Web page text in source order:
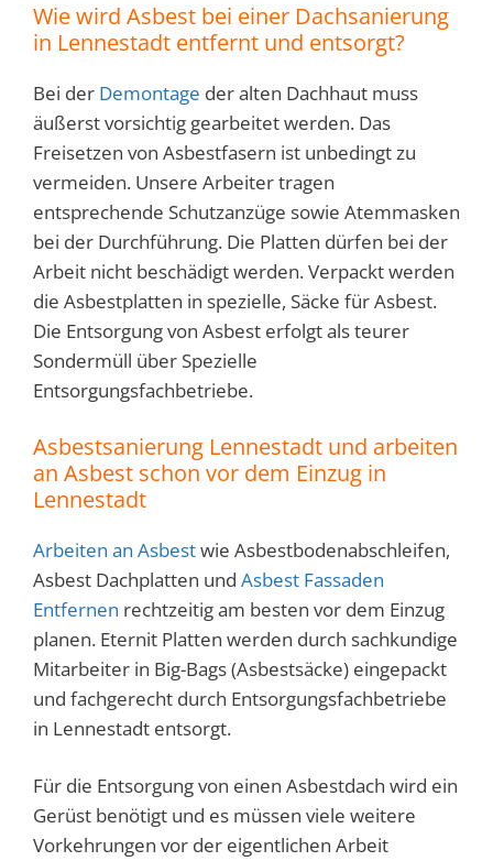
Wie wird Asbest bei einer Dachsanierung
in Lennestadt entfernt und entsorgt?
Bei der Demontage der alten Dachhaut muss
äußerst vorsichtig gearbeitet werden. Das
Freisetzen von Asbestfasern ist unbedingt zu
vermeiden. Unsere Arbeiter tragen
entsprechende Schutzanzüge sowie Atemmasken
bei der Durchführung. Die Platten dürfen bei der
Arbeit nicht beschädigt werden. Verpackt werden
die Asbestplatten in spezielle, Säcke für Asbest.
Die Entsorgung von Asbest erfolgt als teurer
Sondermüll über Spezielle
Entsorgungsfachbetriebe.
Asbestsanierung Lennestadt und arbeiten
an Asbest schon vor dem Einzug in
Lennestadt
Arbeiten an Asbestwie Asbestbodenabschleifen,
Asbest Dachplatten und Asbest Fassaden
Entfernen rechtzeitig am besten vor dem Einzug
planen. Eternit Platten werden durch sachkundige
Mitarbeiter in Big-Bags (Asbestsäcke) eingepackt
und fachgerecht durch Entsorgungsfachbetriebe
in Lennestadt entsorgt.
Für die Entsorgung von einen Asbestdach wird ein
Gerüst benötigt und es müssen viele weitere
Vorkehrungen vor der eigentlichen Arbeit